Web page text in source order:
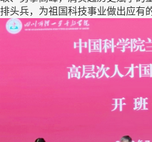
排头兵，为祖国科技事业做出应有